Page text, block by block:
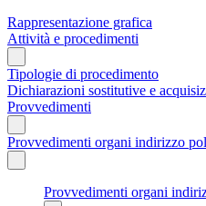
Rappresentazione grafica
Attività e procedimenti
Tipologie di procedimento
Dichiarazioni sostitutive e
Provvedimenti
Provvedimenti organi indirizzo
Provvedimenti organi